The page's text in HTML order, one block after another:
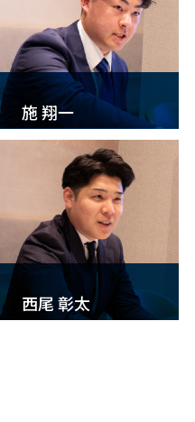
施 翔一
西尾 彰太